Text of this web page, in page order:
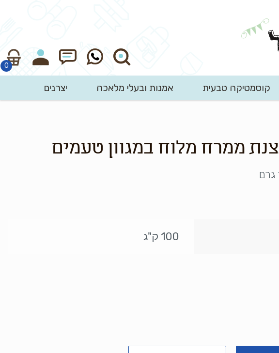
קוסמטיקה טבעית אמנות ובעלי מלאכה יצרנים
ממרח מלוח במגוון טעמים
100 ק"ג